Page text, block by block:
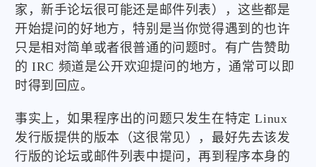
家，新手论坛很可能还是邮件列表），这些都是
开始提问的好地方，特别是当你觉得遇到的也许
只是相对简单或者很普通的问题时。有广告赞助
的 IRC 频道是公开欢迎提问的地方，通常可以即
时得到回应。
事实上，如果程序出的问题只发生在特定 Linux
发行版提供的版本（这很常见），最好先去该发
行版的论坛或邮件列表中提问，再到程序本身的